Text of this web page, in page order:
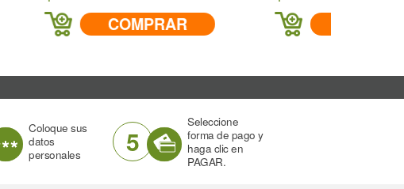
COMPRAR
Coloque sus
datos
personales
5
Seleccione
forma de pago y
haga clic en
PAGAR.